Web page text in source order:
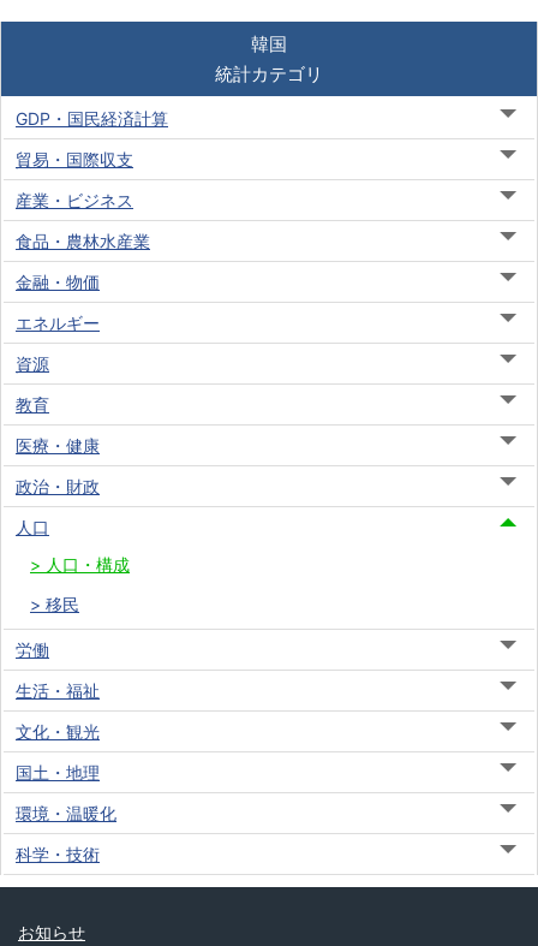
韓国
統計カテゴリ
GDP・国民経済計算
貿易・国際収支
産業・ビジネス
食品・農林水産業
金融・物価
エネルギー
資源
教育
医療・健康
政治・財政
人口
人口・構成
移民
労働
生活・福祉
文化・観光
国土・地理
環境・温暖化
科学・技術
お知らせ